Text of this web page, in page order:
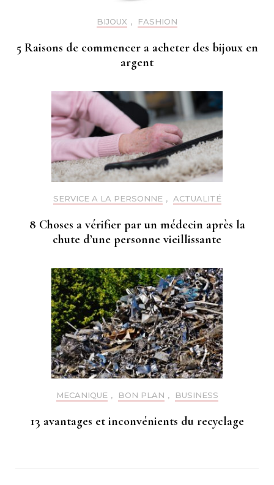
BIJOUX , FASHION
5 Raisons de commencer a acheter des bijoux en
argent
SERVICE A LA PERSONNE , ACTUALITÉ
8 Choses a vérifier par un médecin après la
chute d’une personne vieillissante
MECANIQUE , BON PLAN , BUSINESS
13 avantages et inconvénients du recyclage